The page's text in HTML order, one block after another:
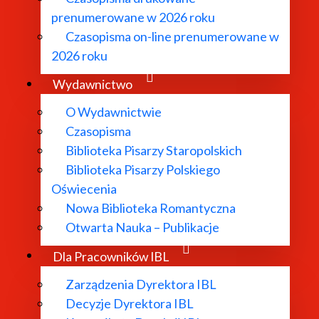
prenumerowane w 2026 roku
Czasopisma on-line prenumerowane w
2026 roku
Wydawnictwo
O Wydawnictwie
Czasopisma
Biblioteka Pisarzy Staropolskich
Biblioteka Pisarzy Polskiego
Oświecenia
Nowa Biblioteka Romantyczna
Otwarta Nauka – Publikacje
Dla Pracowników IBL
Zarządzenia Dyrektora IBL
Decyzje Dyrektora IBL
Polskiego Towarzystwa Badań nad Wiekiem
na łamach „Pamiętnika Literackiego” artykuł pt.
badań nad tą epoką. Trzy lata później, w 1953 r.,
Literatury Oświecenia. Od 1968 r. Zakładem
która nadal czynnie uczestniczy w
byli tacy wybitni badacze jak prof. Mieczysław